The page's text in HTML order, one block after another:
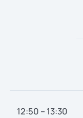
12:50 – 13:30